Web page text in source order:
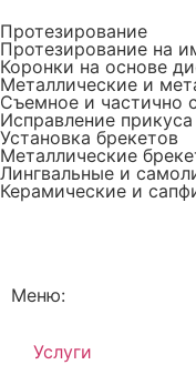
Протезирование
Протезирование на
Коронки на основе
Металлические и
Съемное и частично
Исправление прикуса
Установка брекетов
Металлические
Лингвальные и
Керамические и
Меню:
Услуги